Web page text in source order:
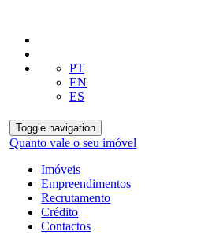
PT
EN
ES
Toggle navigation
Quanto vale o seu imóvel
Imóveis
Empreendimentos
Recrutamento
Crédito
Contactos